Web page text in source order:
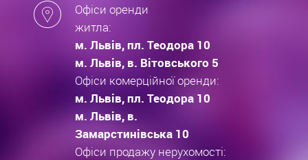
Офіси оренди
житла:
м. Львів, пл. Теодора 10
м. Львів, в. Вітовського 5
Офіси комерційної оренди:
м. Львів, пл. Теодора 10
м. Львів, в.
Замарстинівська 10
Офіси продажу нерухомості: